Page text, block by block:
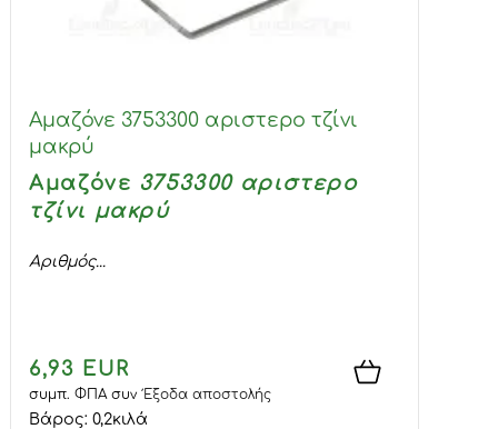
Αμαζόνε 3753300 αριστερο τζίνι
μακρύ
Αμαζόνε 3753300 αριστερο
τζίνι μακρύ
Αριθμός...
6,93 EUR
συμπ. ΦΠΑσυνΈξοδα αποστολής
Βάρος: 0,2κιλά